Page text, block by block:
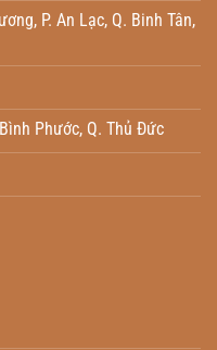
P. An Lạc, Q. Binh Tân,
Phước, Q. Thủ Đức